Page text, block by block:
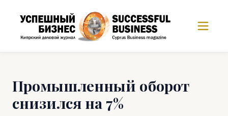
Промышленный оборот
снизился на 7%